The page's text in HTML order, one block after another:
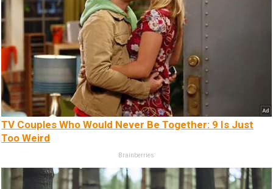
TV Couples Who Would Never Be Together: 9 Is Just
Too Weird
Brainberries